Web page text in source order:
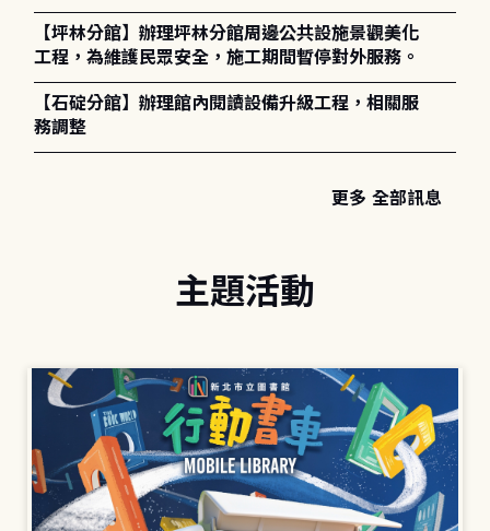
造成不便，敬請見諒。
【坪林分館】辦理坪林分館周邊公共設施景觀美化
工程，為維護民眾安全，施工期間暫停對外服務。
【石碇分館】辦理館內閱讀設備升級工程，相關服
務調整
更多 全部訊息
主題活動